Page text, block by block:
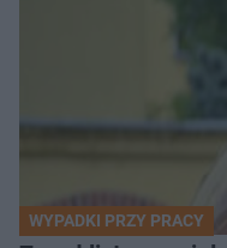
WYPADKI PRZY PRACY